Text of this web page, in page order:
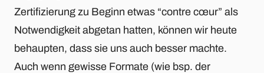
Zertifizierung zu Beginn etwas “contre cœur” als
Notwendigkeit abgetan hatten, können wir heute
behaupten, dass sie uns auch besser machte.
Auch wenn gewisse Formate (wie bsp. der